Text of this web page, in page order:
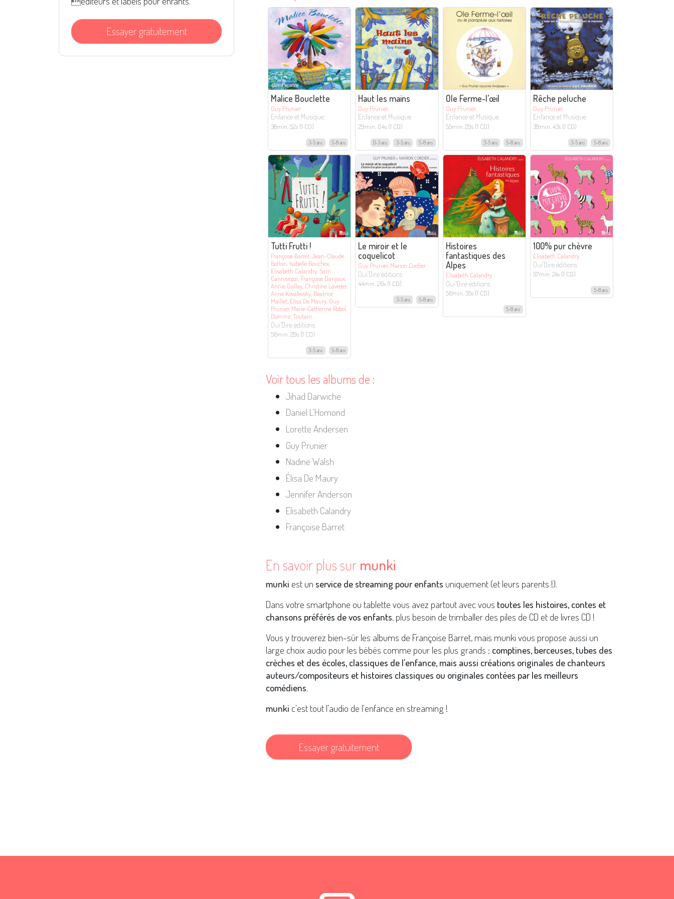
Essayer gratuitement
Malice Bouclette
Guy Prunier
Enfance et Musique
38min. 52s (1 CD)
3-5 ans 5-8 ans
Haut les mains
Guy Prunier
Enfance et Musique
29min. 04s (1 CD)
0-3 ans 3-5 ans 5-8 ans
Ole Ferme-l’œil
Guy Prunier
Enfance et Musique
55min. 29s (1 CD)
3-5 ans 5-8 ans
Rêche peluche
Guy Prunier
Enfance et Musique
39min. 43s (1 CD)
3-5 ans 5-8 ans
Tutti Frutti !
Françoise Barret, Jean-Claude
Botton, Isabelle Bouchex,
Elisabeth Calandry, Sam
Cannarozzi, Françoise Danjoux,
Annie Gallay, Christine Laveder,
Anne Kovalevsky, Béatrice
Maillet, Élisa De Maury, Guy
Prunier, Marie-Catherine Robol,
Dominic Toutain
Oui’Dire éditions
56min. 29s (1 CD)
3-5 ans 5-8 ans
Le miroir et le
coquelicot
Guy Prunier, Marion Cordier
Oui’Dire éditions
44min. 26s (1 CD)
3-5 ans 5-8 ans
Histoires
fantastiques des
Alpes
Elisabeth Calandry
Oui’Dire éditions
56min. 35s (1 CD)
5-8 ans
100% pur chèvre
Elisabeth Calandry
Oui’Dire éditions
57min. 24s (1 CD)
5-8 ans
Voir tous les albums de :
Jihad Darwiche
Daniel L’Homond
Lorette Andersen
Guy Prunier
Nadine Walsh
Élisa De Maury
Jennifer Anderson
Elisabeth Calandry
Françoise Barret
En savoir plus sur munki
munki est un service de streaming pour enfants uniquement (et leurs parents !).
Dans votre smartphone ou tablette vous avez partout avec vous toutes les histoires, contes et
chansons préférés de vos enfants, plus besoin de trimballer des piles de CD et de livres CD !
Vous y trouverez bien-sûr les albums de Françoise Barret, mais munki vous propose aussi un
large choix audio pour les bébés comme pour les plus grands : comptines, berceuses, tubes des
crèches et des écoles, classiques de l'enfance, mais aussi créations originales de chanteurs
auteurs/compositeurs et histoires classiques ou originales contées par les meilleurs
comédiens.
munki c'est tout l'audio de l'enfance en streaming !
Essayer gratuitement